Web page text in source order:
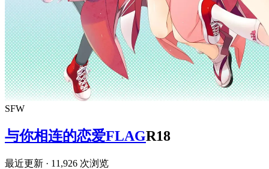
SFW
与你相连的恋爱FLAGR18
最近更新 · 11,926 次浏览